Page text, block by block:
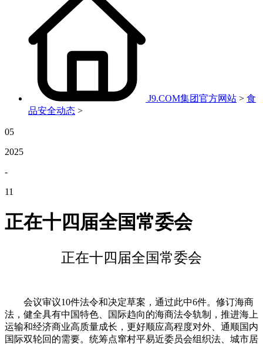
J9.COM集团官方网站 > 食
品安全动态 >
05
2025
-
11
正在十四届全国常委会
正在十四届全国常委会
会议审议10件法令和决定草案，通过此中6件。修订海商
法，健全具有中国特色、国际趋向的海商法令轨制，推进海上
运输和经济商业高质量成长，更好顺应高程度对外、通顺国内
国际双轮回的需要。统筹点窜村平易近委员会组织法、城市居